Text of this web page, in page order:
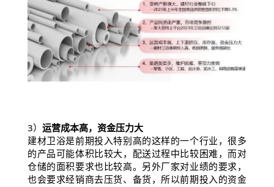
3） 运营成本高，资金压力大
建材卫浴是前期投入特别高的这样的一个行业，很多
的产品可能体积比较大，配送过程中比较困难，而对
仓储的面积要求也比较高。另外厂家对业绩的要求，
也会要求经销商去压货、备货，所以前期投入的资金